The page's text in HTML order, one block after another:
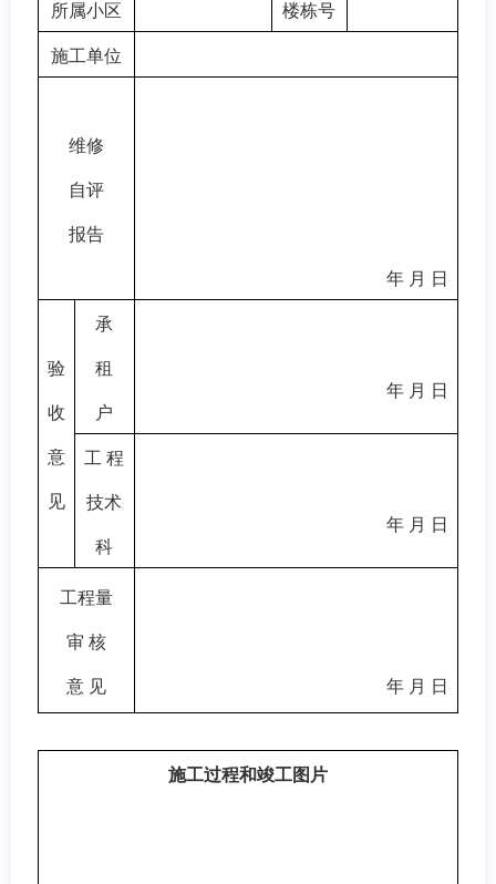
所属小区 楼栋号
施工单位
维修
自评
报告
年 月 日
验
收
意
见
承
租
户
年 月 日
工 程
技术
科
年 月 日
工程量
审 核
意 见 年 月 日
施工过程和竣工图片